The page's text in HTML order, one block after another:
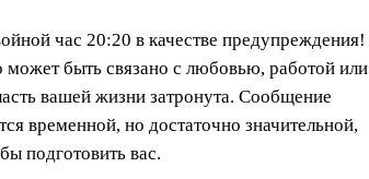
час 20:20 в качестве предупреждения!
быть связано с любовью, работой или
вашей жизни затронута. Сообщение
временной, но достаточно значительной,
подготовить вас.